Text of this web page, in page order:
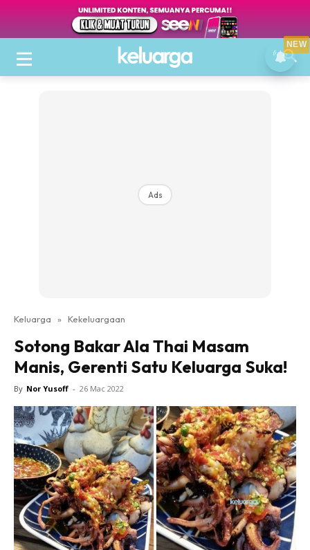
Ads
Keluarga » Kekeluargaan
Sotong Bakar Ala Thai Masam
Manis, Gerenti Satu Keluarga Suka!
By Nor Yusoff - 26 Mac 2022
NEW